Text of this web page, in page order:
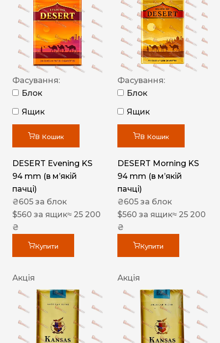
Фасування:
Блок
Ящик
В Кошик
DESERT Evening KS
94 mm (в мʼякій
пачці)
₴605 за блок
$560 за ящик≈ 25 200
₴
Купити
Фасування:
Блок
Ящик
В Кошик
DESERT Morning KS
94 mm (в мʼякій
пачці)
₴605 за блок
$560 за ящик≈ 25 200
₴
Купити
Акція Акція